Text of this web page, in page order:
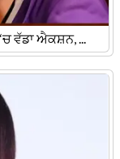
ਵੱਡਾ ਐਕਸ਼ਨ, ...